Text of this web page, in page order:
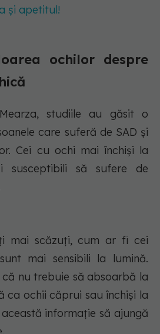
și apetitul!
ochilor despre
studiile au găsit o
care suferă de SAD și
Cei cu ochi mai închiși la
susceptibili să sufere de
mai scăzuți, cum ar fi cei
mai sensibili la lumină.
că nu trebuie să absoarbă la
ca ochii căprui sau închiși la
informație să ajungă